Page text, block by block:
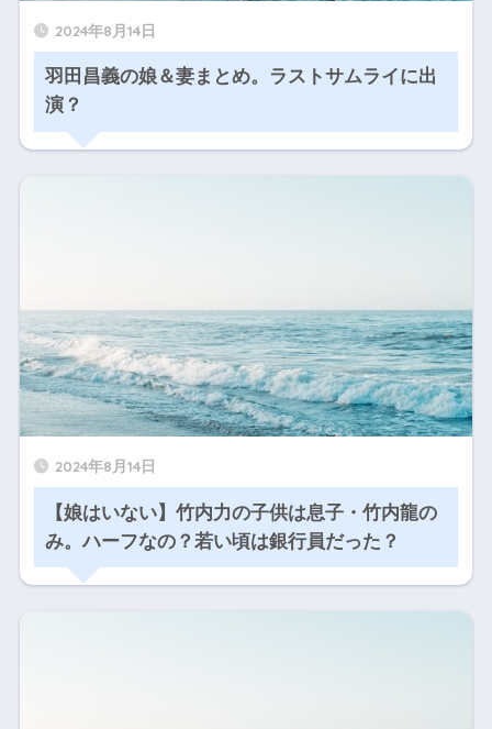
2024年8月14日
羽田昌義の娘＆妻まとめ。ラストサムライに出
演？
2024年8月14日
【娘はいない】竹内力の子供は息子・竹内龍の
み。ハーフなの？若い頃は銀行員だった？